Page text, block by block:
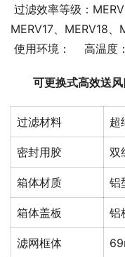
MERV17、MERV18
使用环境：    高温
可更换式高效送风
过滤材料 超
密封用胶 双
箱体材质 铝
箱体盖板 铝
滤网框体